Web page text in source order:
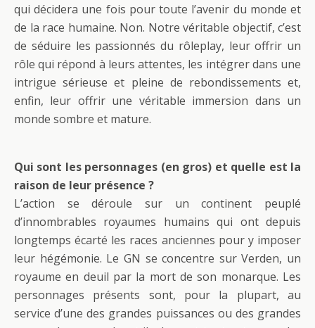
qui décidera une fois pour toute l’avenir du monde et
de la race humaine. Non. Notre véritable objectif, c’est
de séduire les passionnés du rôleplay, leur offrir un
rôle qui répond à leurs attentes, les intégrer dans une
intrigue sérieuse et pleine de rebondissements et,
enfin, leur offrir une véritable immersion dans un
monde sombre et mature.
Qui sont les personnages (en gros) et quelle est la
raison de leur présence ?
L’action se déroule sur un continent peuplé
d’innombrables royaumes humains qui ont depuis
longtemps écarté les races anciennes pour y imposer
leur hégémonie. Le GN se concentre sur Verden, un
royaume en deuil par la mort de son monarque. Les
personnages présents sont, pour la plupart, au
service d’une des grandes puissances ou des grandes